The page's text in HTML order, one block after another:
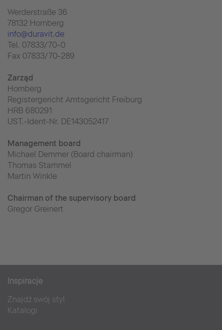
Werderstraße 36
78132 Hornberg
info@duravit.de
Tel. 07833/70-0
Fax 07833/70-289
Zarząd
Hornberg
Registergericht Amtsgericht Freiburg
HRB 680291
UST.-Ident-Nr. DE143052417
Management board
Michael Demmer (Board chairman)
Thomas Stammel
Martin Winkle
Chairman of the supervisory board
Gregor Greinert
Inspiracje
Znajdź swój styl
Katalogi